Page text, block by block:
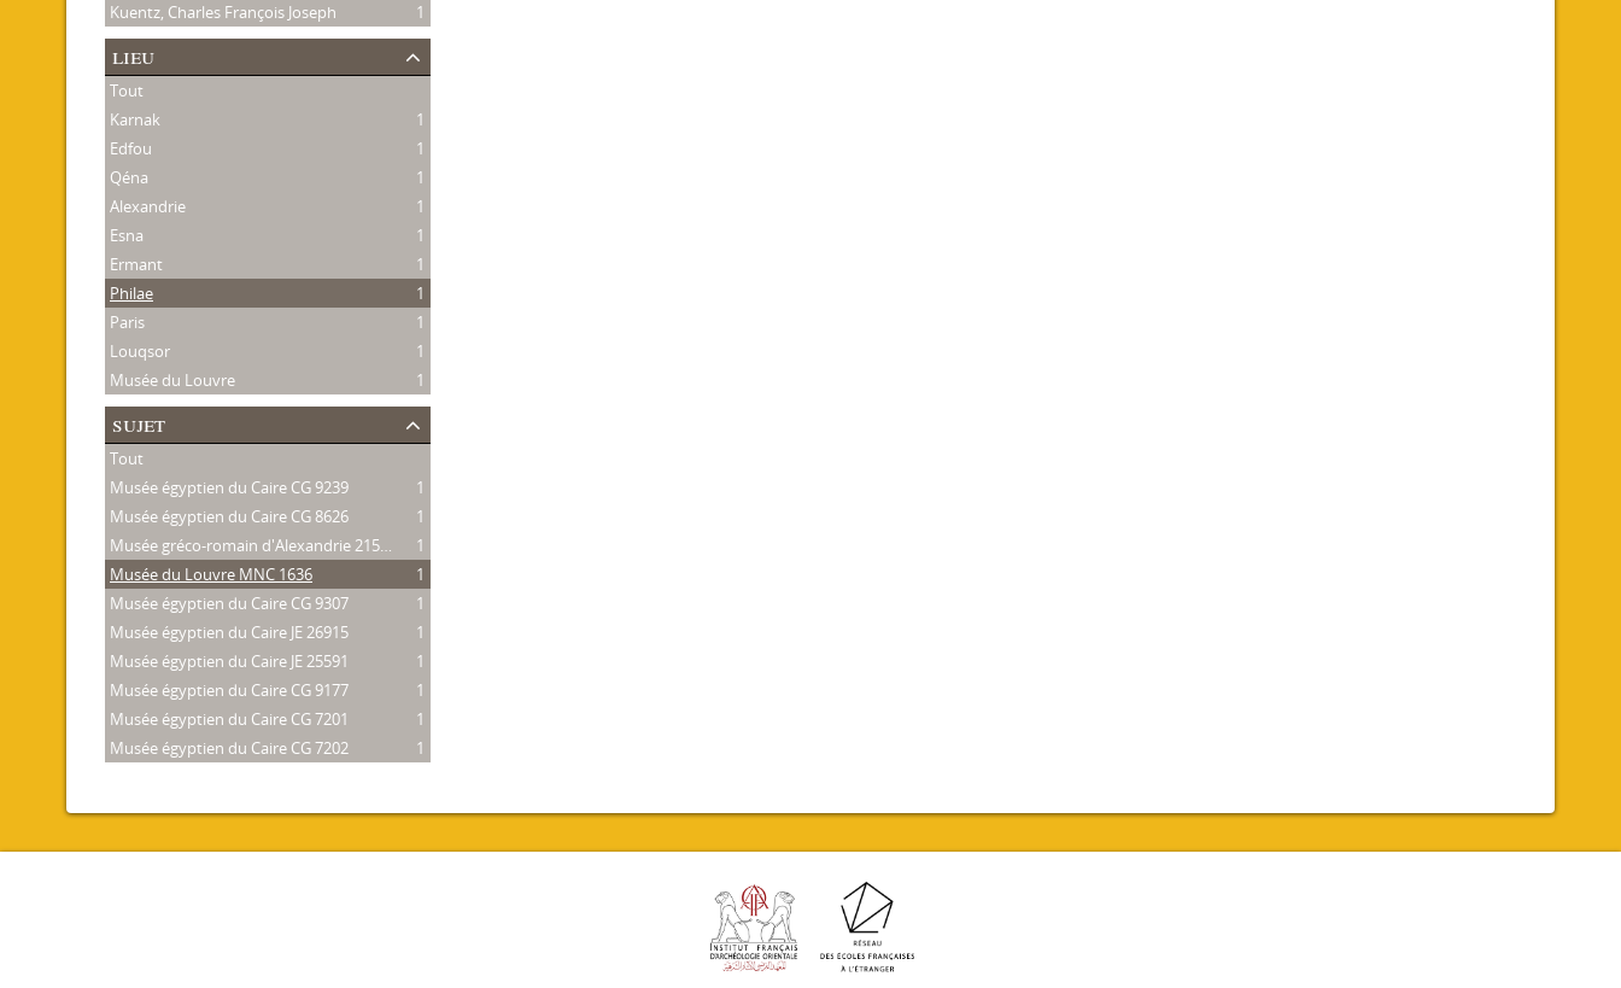
Kuentz, Charles François Joseph
1
lieu
Tout
Karnak
1
Edfou
1
Qéna
1
Alexandrie
1
Esna
1
Ermant
1
Philae
1
Paris
1
Louqsor
1
Musée du Louvre
1
sujet
Tout
Musée égyptien du Caire CG 9239
1
Musée égyptien du Caire CG 8626
1
Musée gréco-romain d'Alexandrie 21534
1
Musée du Louvre MNC 1636
1
Musée égyptien du Caire CG 9307
1
Musée égyptien du Caire JE 26915
1
Musée égyptien du Caire JE 25591
1
Musée égyptien du Caire CG 9177
1
Musée égyptien du Caire CG 7201
1
Musée égyptien du Caire CG 7202
1